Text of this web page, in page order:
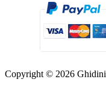
Copyright © 2026